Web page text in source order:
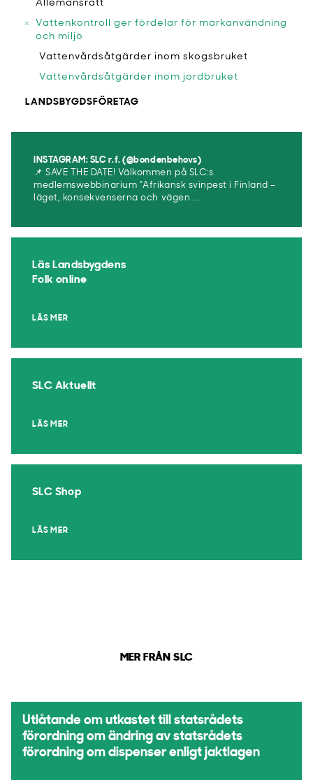
Allemansrätt
Vattenkontroll ger fördelar för markanvändning
och miljö
Vattenvårdsåtgärder inom skogsbruket
Vattenvårdsåtgärder inom jordbruket
LANDSBYGDSFÖRETAG
INSTAGRAM: SLC r.f. (@bondenbehovs)
📌 SAVE THE DATE! Välkommen på SLC:s
medlemswebbinarium ”Afrikansk svinpest i Finland –
läget, konsekvenserna och vägen ...
Läs Landsbygdens
Folk online
LÄS MER
SLC Aktuellt
LÄS MER
SLC Shop
LÄS MER
MER FRÅN SLC
Utlåtande om utkastet till statsrådets
förordning om ändring av statsrådets
förordning om dispenser enligt jaktlagen